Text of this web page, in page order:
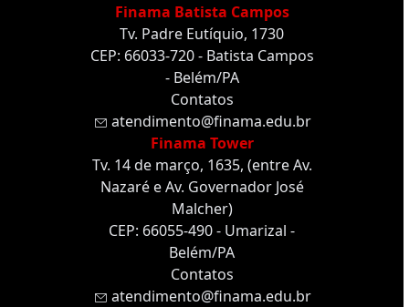
Finama Batista Campos
Tv. Padre Eutíquio, 1730
CEP: 66033-720 - Batista Campos
- Belém/PA
Contatos
atendimento@finama.edu.br
Finama Tower
Tv. 14 de março, 1635, (entre Av.
Nazaré e Av. Governador José
Malcher)
CEP: 66055-490 - Umarizal -
Belém/PA
Contatos
atendimento@finama.edu.br